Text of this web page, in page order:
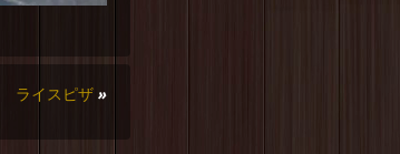
ライスピザ »